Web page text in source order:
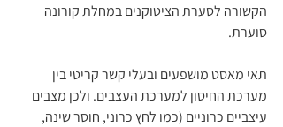
הקשורה לסערת הציטוקנים במחלת קורונה
סוערת.
תאי מאסט מושפעים ובעלי קשר קריטי בין
מערכת החיסון למערכת העצבים. ולכן מצבים
עיצביים כרוניים (כמו לחץ כרוני, חוסר שינה,